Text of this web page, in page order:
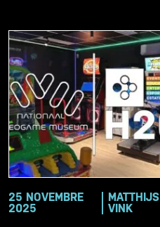
25 NOVEMBRE
2025
MATTHIJS
VINK